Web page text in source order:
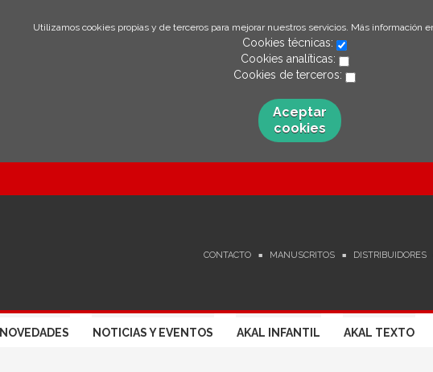
Utilizamos cookies propias y de terceros para mejorar nuestros servicios. Más información
Cookies técnicas:
Cookies analíticas:
Cookies de terceros:
Aceptar
cookies
CONTACTO MANUSCRITOS DISTRIBUIDORES
NOVEDADES NOTICIAS Y EVENTOS AKAL INFANTIL AKAL TEXTO